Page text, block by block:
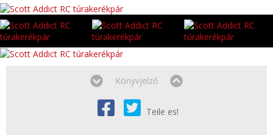
Könyvjelző
Teile es!